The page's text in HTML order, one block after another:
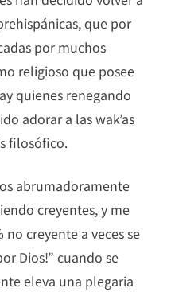
que por
por muchos
religioso que posee
quienes renegando
adorar a las wak’as
filosófico.
abrumadoramente
creyentes, y me
no creyente a veces se
Dios!” cuando se
eleva una plegaria